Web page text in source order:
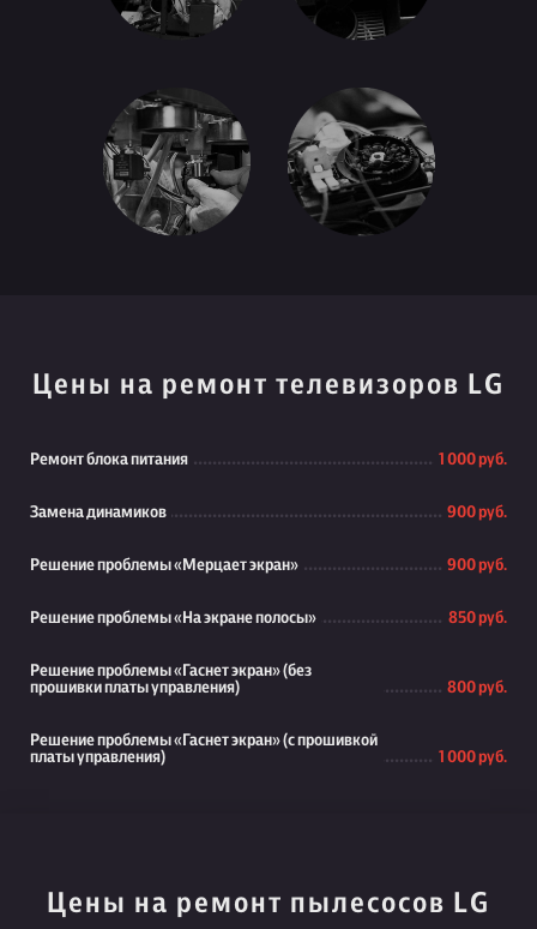
Цены на ремонт телевизоров LG
Ремонт блока питания 1 000 руб.
Замена динамиков 900 руб.
Решение проблемы «Мерцает экран» 900 руб.
Решение проблемы «На экране полосы» 850 руб.
Решение проблемы «Гаснет экран» (без
прошивки платы управления)
800 руб.
Решение проблемы «Гаснет экран» (с прошивкой
платы управления)
1 000 руб.
Цены на ремонт пылесосов LG